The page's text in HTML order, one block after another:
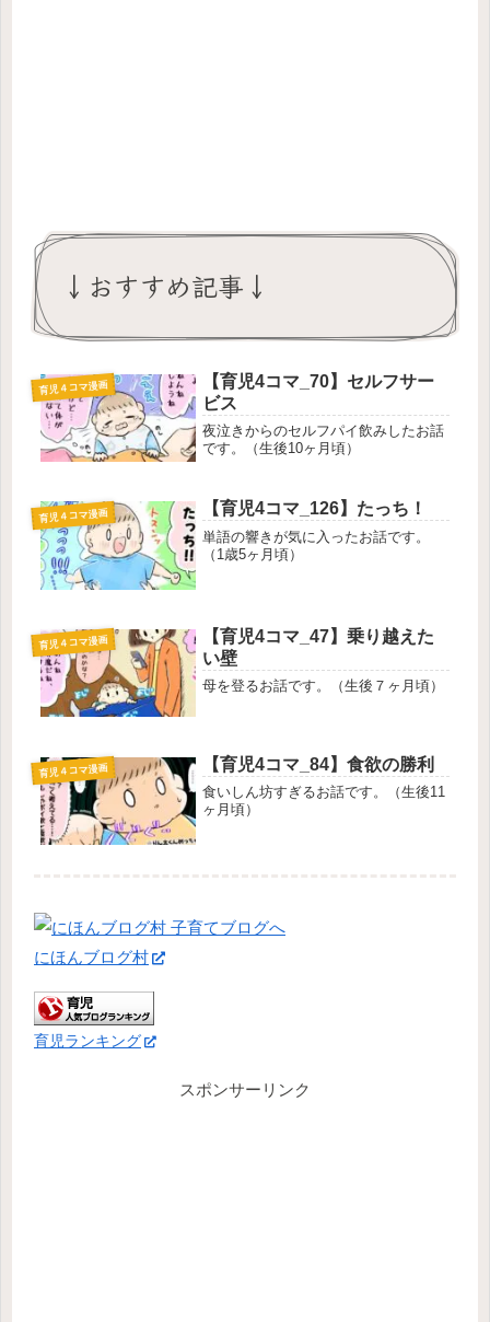
↓おすすめ記事↓
育児４コマ漫画
【育児4コマ_70】セルフサー
ビス
夜泣きからのセルフパイ飲みしたお話
です。（生後10ヶ月頃）
育児４コマ漫画 【育児4コマ_126】たっち！
単語の響きが気に入ったお話です。
（1歳5ヶ月頃）
育児４コマ漫画
【育児4コマ_47】乗り越えた
い壁
母を登るお話です。（生後７ヶ月頃）
育児４コマ漫画 【育児4コマ_84】食欲の勝利
食いしん坊すぎるお話です。（生後11
ヶ月頃）
にほんブログ村
育児ランキング
スポンサーリンク